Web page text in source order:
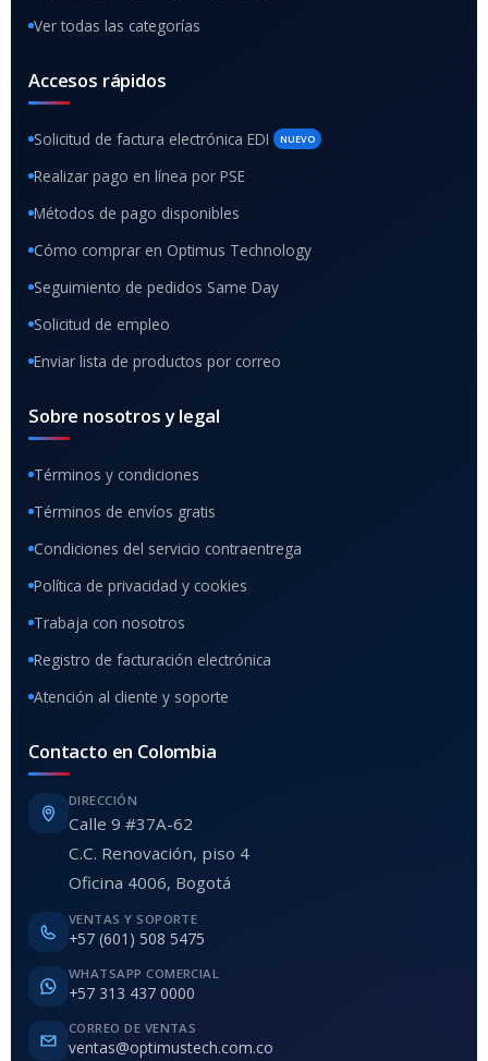
Ver todas las categorías
Accesos rápidos
Solicitud de factura electrónica EDI NUEVO
Realizar pago en línea por PSE
Métodos de pago disponibles
Cómo comprar en Optimus Technology
Seguimiento de pedidos Same Day
Solicitud de empleo
Enviar lista de productos por correo
Sobre nosotros y legal
Términos y condiciones
Términos de envíos gratis
Condiciones del servicio contraentrega
Política de privacidad y cookies
Trabaja con nosotros
Registro de facturación electrónica
Atención al cliente y soporte
Contacto en Colombia
DIRECCIÓN
Calle 9 #37A-62
C.C. Renovación, piso 4
Oficina 4006, Bogotá
VENTAS Y SOPORTE
+57 (601) 508 5475
WHATSAPP COMERCIAL
+57 313 437 0000
CORREO DE VENTAS
ventas@optimustech.com.co